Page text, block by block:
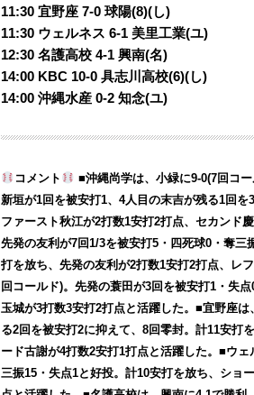
11:30 宜野座 7-0 球陽(8)(し)
11:30 ウェルネス 6-1 美里工業(ユ)
12:30 名護高校 4-1 興南(名)
14:00 KBC 10-0 具志川高校(6)(し)
14:00 沖縄水産 0-2 知念(ユ)
コメント
■沖縄尚学は、小緑に9-0(7回コ
新垣が1回を被安打1、4人目の末吉が残る1回を
ファースト秋江が2打数1安打2打点、セカンド
先発の友利が7回1/3を被安打5・四死球0・奪
打を放ち、先発の友利が2打数1安打2打点、レ
回コールド)。先発の蓑田が3回を被安打1・失
玉城が3打数3安打2打点と活躍した。■宜野座
る2回を被安打2に抑えて、8回零封。計11安打
ード古謝が4打数2安打1打点と活躍した。■ウ
三振15・失点1と好投。計10安打を放ち、ショ